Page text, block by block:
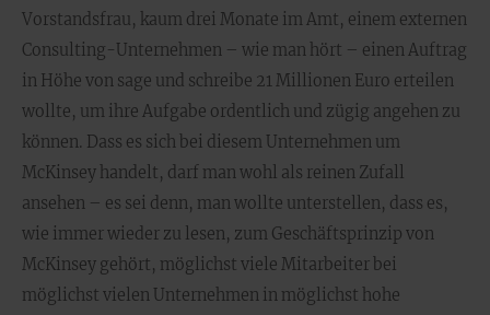
Vorstandsfrau, kaum drei Monate im Amt, einem externen
Consulting-Unternehmen – wie man hört – einen Auftrag
in Höhe von sage und schreibe 21 Millionen Euro erteilen
wollte, um ihre Aufgabe ordentlich und zügig angehen zu
können. Dass es sich bei diesem Unternehmen um
McKinsey handelt, darf man wohl als reinen Zufall
ansehen – es sei denn, man wollte unterstellen, dass es,
wie immer wieder zu lesen, zum Geschäftsprinzip von
McKinsey gehört, möglichst viele Mitarbeiter bei
möglichst vielen Unternehmen in möglichst hohe